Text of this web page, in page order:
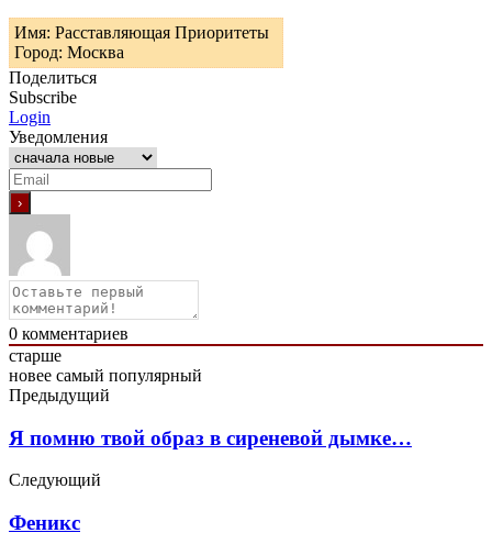
Имя: Расставляющая Приоритеты
Город: Москва
Поделиться
Subscribe
Login
Уведомления
0 комментариев
старше
новее самый популярный
Предыдущий
Я помню твой образ в сиреневой дымке…
Следующий
Феникс